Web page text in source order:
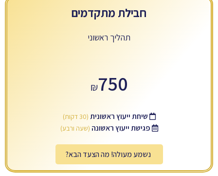
חבילת מתקדמים
תהליך ראשוני
₪750
שיחת ייעוץ ראשונית (30 דקות)
פגישת ייעוץ ראשונה (שעה ורבע)
נשמע מעולה! מה הצעד הבא?